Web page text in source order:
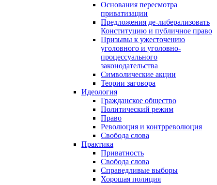
Основания пересмотра
приватизации
Предложения де-либерализовать
Конституцию и публичное право
Призывы к ужесточению
уголовного и уголовно-
процессуального
законодательства
Символические акции
Теории заговора
Идеология
Гражданское общество
Политический режим
Право
Революция и контрреволюция
Свобода слова
Практика
Приватность
Свобода слова
Справедливые выборы
Хорошая полиция